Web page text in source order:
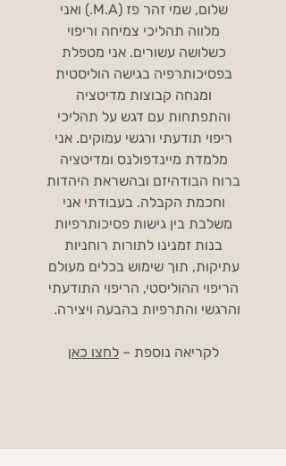
שלום, שמי זהר פז (M.A.) ואני
מלווה תהליכי צמיחה וריפוי
כשלושה עשורים. אני מטפלת
בפסיכותרפיה בגישה הוליסטית
ומנחה קבוצות מדיטציה
והתפתחות עם דגש על תהליכי
ריפוי תודעתי ורגשי עמוקים. אני
מלמדת מיינדפולנס ומדיטציה
ברוח הבודהיזם ובהשראת היהדות
וחכמת הקבלה. בעבודתי אני
משלבת בין גישות פסיכותרפיות
בנות זמנינו לתורות רוחניות
עתיקות, תוך שימוש בכלים מעולם
הריפוי ההוליסטי, הריפוי התודעתי
והרגשי והתרפיות בהבעה ויצירה.
לקריאה נוספת – לחצו כאן